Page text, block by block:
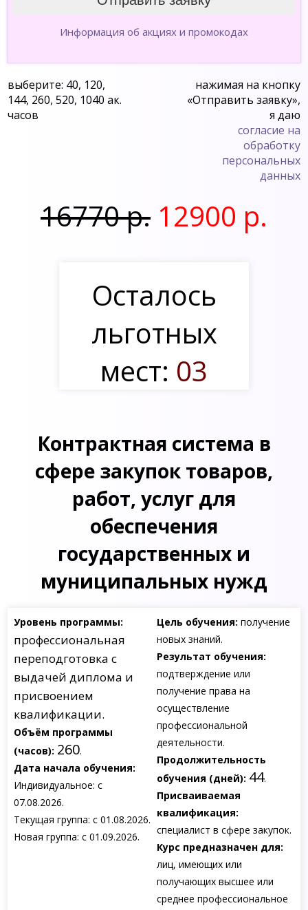
Информация об акциях и промокодах
выберите: 40, 120,
144, 260, 520, 1040 ак.
часов
нажимая на кнопку
«Отправить заявку»,
я даю
согласие на
обработку
персональных
данных
16770 р. 12900 р.
Осталось
льготных
мест: 03
Контрактная система в
сфере закупок товаров,
работ, услуг для
обеспечения
государственных и
муниципальных нужд
Уровень программы:
профессиональная
переподготовка с
выдачей диплома и
присвоением
квалификации.
Объём программы
(часов): 260.
Дата начала обучения:
Индивидуальное: с
07.08.2026.
Текущая группа: с 01.08.2026.
Новая группа: с 01.09.2026.
Цель обучения: получение
новых знаний.
Результат обучения:
подтверждение или
получение права на
осуществление
профессиональной
деятельности.
Продолжительность
обучения (дней): 44.
Присваиваемая
квалификация:
специалист в сфере закупок.
Курс предназначен для:
лиц, имеющих или
получающих высшее или
среднее профессиональное